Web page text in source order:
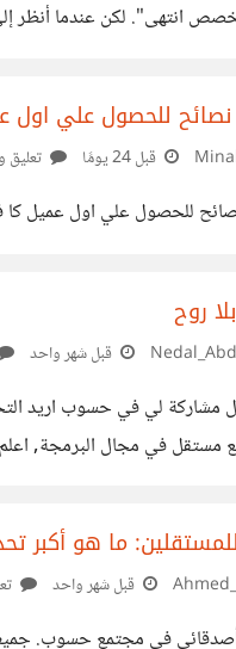
انتهى". لكن عندما أنظر
نصائح للحصول علي اول
قبل 24 يومًا تعليق
للحصول علي اول عميل كا
روح
قبل شهر واحد
مشاركة لي في حسوب اريد
مستقل في مجال البرمجة,
ليس النوع الذي يتم
ما هو أكبر
قبل شهر واحد
في مجتمع حسوب. جميعنا